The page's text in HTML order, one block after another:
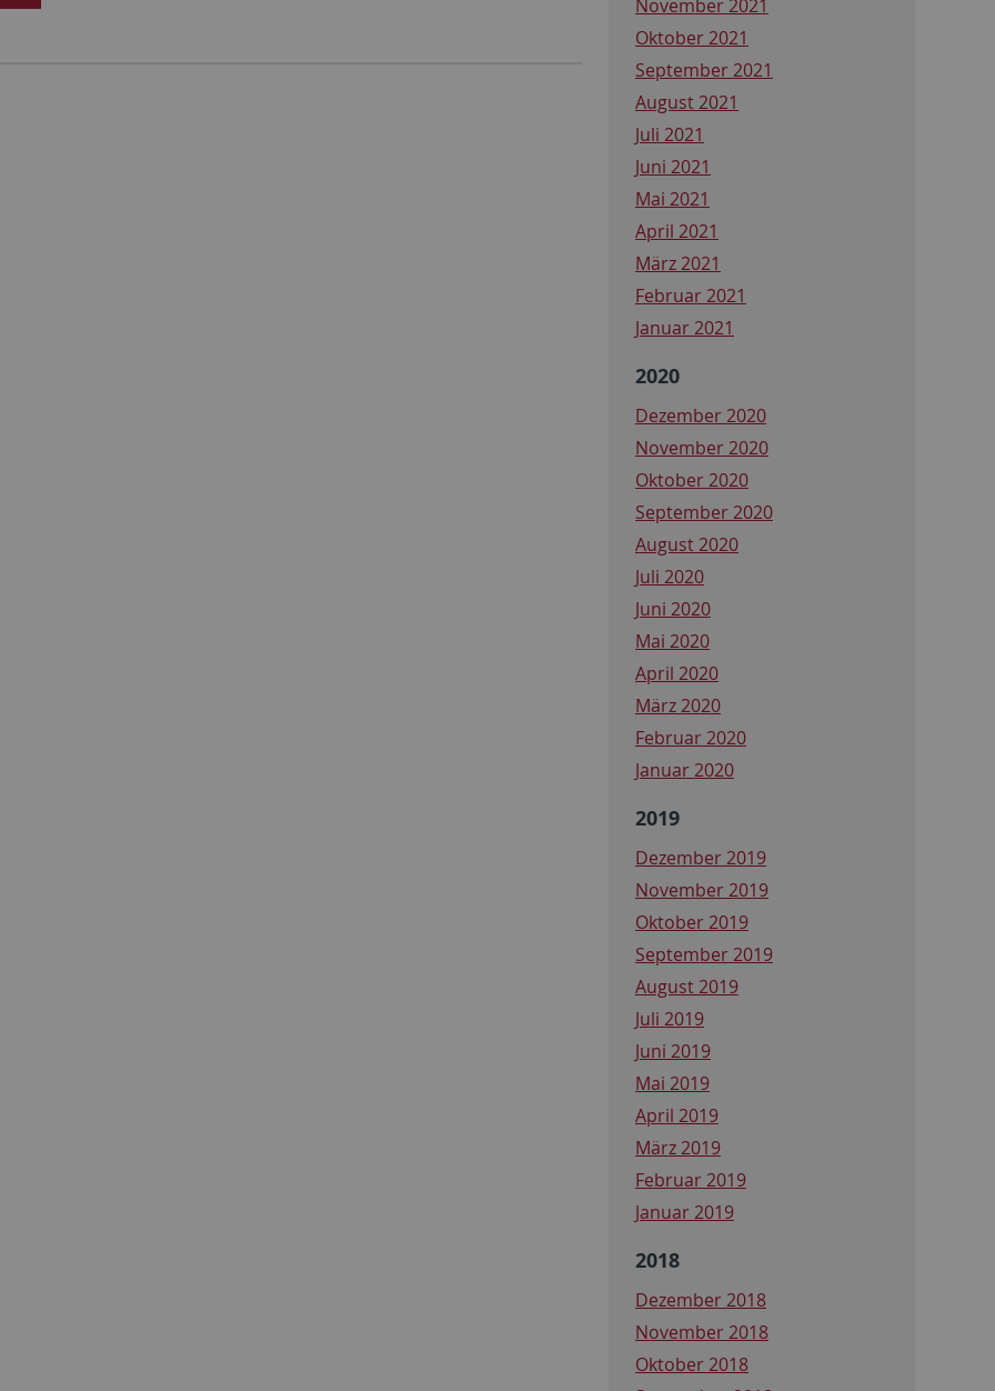
November 2021
Oktober 2021
September 2021
August 2021
Juli 2021
Juni 2021
Mai 2021
April 2021
März 2021
Februar 2021
Januar 2021
2020
Dezember 2020
November 2020
Oktober 2020
September 2020
August 2020
Juli 2020
Juni 2020
Mai 2020
April 2020
März 2020
Februar 2020
Januar 2020
2019
Dezember 2019
November 2019
Oktober 2019
September 2019
August 2019
Juli 2019
Juni 2019
Mai 2019
April 2019
März 2019
Februar 2019
Januar 2019
2018
Dezember 2018
November 2018
Oktober 2018